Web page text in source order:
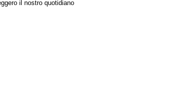
il nostro quotidiano